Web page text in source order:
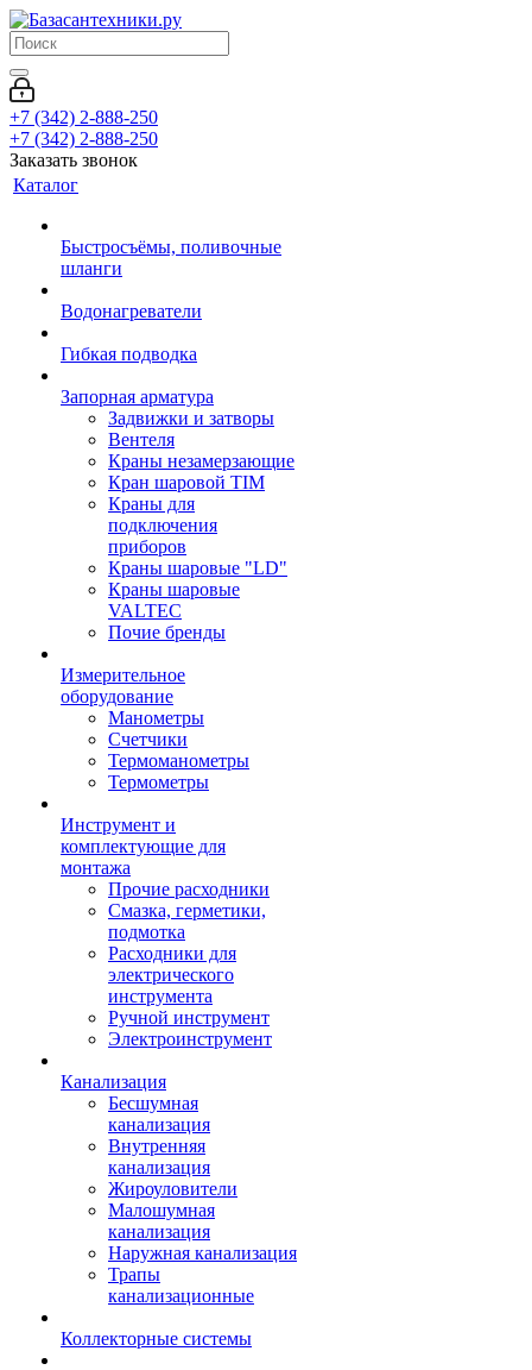
+7 (342) 2-888-250
+7 (342) 2-888-250
Заказать звонок
Каталог
Быстросъёмы, поливочные
шланги
Водонагреватели
Гибкая подводка
Запорная арматура
Задвижки и затворы
Вентеля
Краны незамерзающие
Кран шаровой TIM
Краны для
подключения
приборов
Краны шаровые "LD"
Краны шаровые
VALTEC
Почие бренды
Измерительное
оборудование
Манометры
Счетчики
Термоманометры
Термометры
Инструмент и
комплектующие для
монтажа
Прочие расходники
Смазка, герметики,
подмотка
Расходники для
электрического
инструмента
Ручной инструмент
Электроинструмент
Канализация
Бесшумная
канализация
Внутренняя
канализация
Жироуловители
Малошумная
канализация
Наружная канализация
Трапы
канализационные
Коллекторные системы